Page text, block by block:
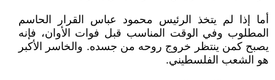
أما إذا لم يتخذ الرئيس محمود عباس القرار الحاسم
المطلوب وفي الوقت المناسب قبل فوات الأوان، فإنه
يصبح كمن ينتظر خروج روحه من جسده. والخاسر الأكبر
هو الشعب الفلسطيني.